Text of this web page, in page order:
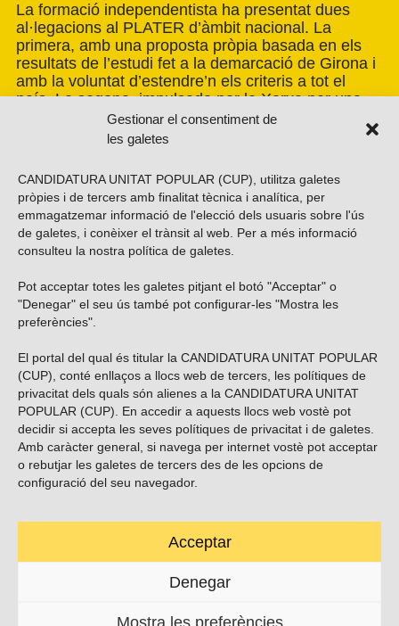
Gestionar el consentiment de
les galetes
CANDIDATURA UNITAT POPULAR (CUP), utilitza galetes
pròpies i de tercers amb finalitat tècnica i analítica, per
emmagatzemar informació de l'elecció dels usuaris sobre l'ús
de galetes, i conèixer el trànsit al web. Per a més informació
consulteu la nostra política de galetes
Pot acceptar totes les galetes pitjant el botó "Acceptar" o
"Denegar" el seu ús també pot configurar-les "Mostra les
preferències".
El portal del qual és titular la CANDIDATURA UNITAT POPULAR
(CUP), conté enllaços a llocs web de tercers, les polítiques de
privacitat dels quals són alienes a la CANDIDATURA UNITAT
POPULAR (CUP). En accedir a aquests llocs web vostè pot
decidir si accepta les seves polítiques de privacitat i de galetes.
Amb caràcter general, si navega per internet vostè pot acceptar
o rebutjar les galetes de tercers des de les opcions de
configuració del seu navegador.
Acceptar
Denegar
Mostra les preferències
La formació independentista ha presentat dues
al·legacions al PLATER d’àmbit nacional. La
primera, amb una proposta pròpia basada en els
resultats de l’estudi fet a la demarcació de Girona i
amb la voluntat d’estendre’n els criteris a tot el
país. La segona, impulsada per la Xarxa per una
Transició Energètica Justa, de caràcter més global.
Vols subscriure’t al nostre butlletí?
ENVIAR
Troba’ns a les xarxes socials
Carrer Casp 180 (baixos), Barcelona.
contacte@cup.cat